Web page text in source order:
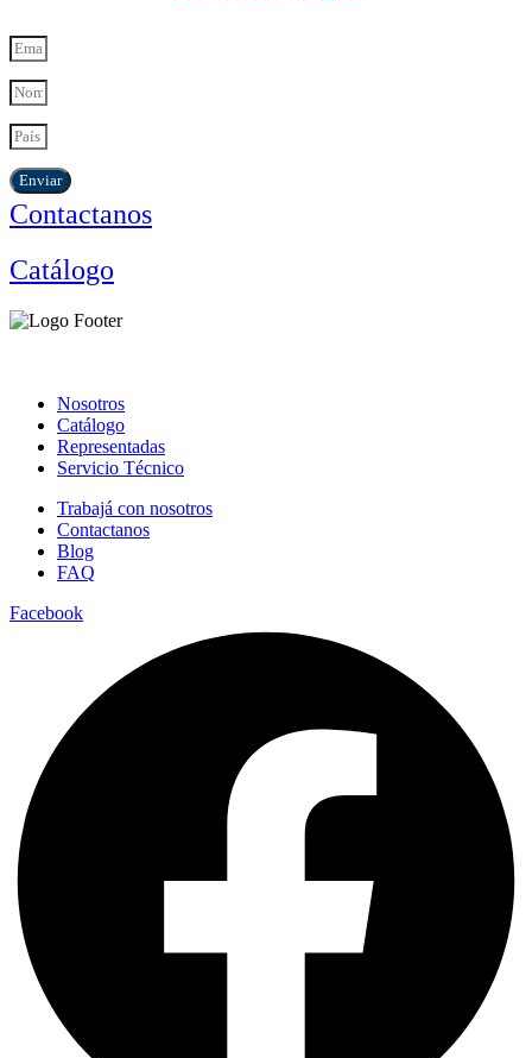
Enviar
Contactanos
Catálogo
Nosotros
Catálogo
Representadas
Servicio Técnico
Trabajá con nosotros
Contactanos
Blog
FAQ
Facebook